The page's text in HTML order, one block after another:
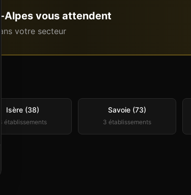
Alpes vous attendent
votre secteur
Isère (38)
3 établissements
Savoie (73)
3 établissements